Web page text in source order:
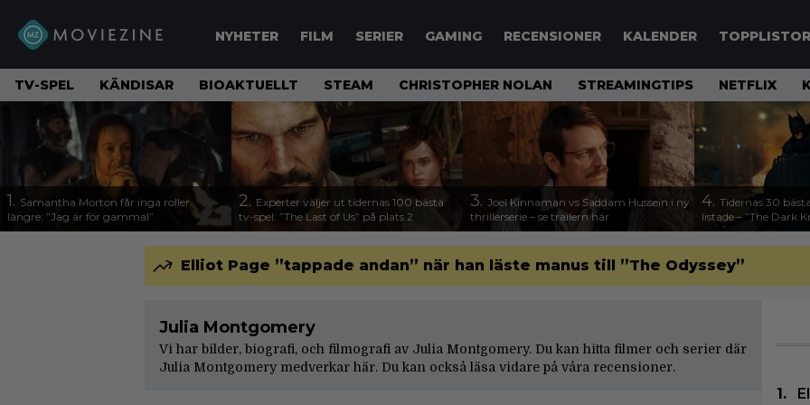
NYHETER FILM SERIER GAMING RECENSIONER KALENDER TOPPLISTOR
TV-SPEL KÄNDISAR BIOAKTUELLT STEAM CHRISTOPHER NOLAN STREAMINGTIPS NETFLIX
1. Samantha Morton får inga roller
längre: ”Jag är för gammal”
2. Experter väljer ut tidernas 100 bästa
tv-spel: ”The Last of Us” på plats 2
3. Joel Kinnaman vs Saddam Hussein i ny
thrillerserie – se trailern här
4. Tidernas 30
listade – ”The Dark
Elliot Page ”tappade andan” när han läste manus till ”The Odyssey”
Julia Montgomery
Vi har bilder, biografi, och filmografi av Julia Montgomery. Du kan hitta filmer och serier där
Julia Montgomery medverkar här. Du kan också läsa vidare på våra recensioner.